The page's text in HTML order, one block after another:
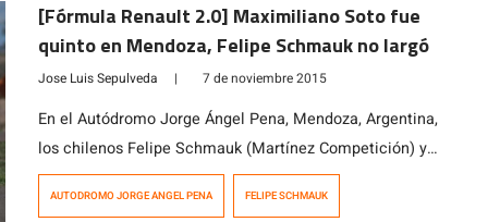
[Fórmula Renault 2.0] Maximiliano Soto fue
quinto en Mendoza, Felipe Schmauk no largó
Jose Luis Sepulveda | 7 de noviembre 2015
En el Autódromo Jorge Ángel Pena, Mendoza, Argentina,
los chilenos Felipe Schmauk (Martínez Competición) y
Maximiliano Soto (LDR Team) hacían de «local», debido
AUTODROMO JORGE ANGEL PENA FELIPE SCHMAUK